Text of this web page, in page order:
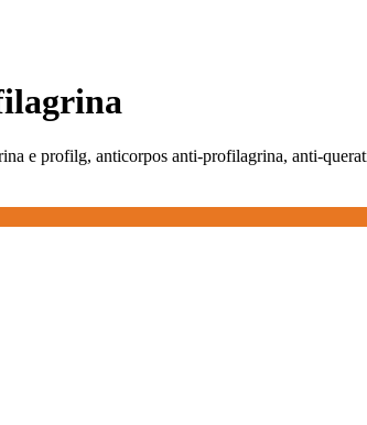
e profilg, anticorpos anti-profilagrina, anti-